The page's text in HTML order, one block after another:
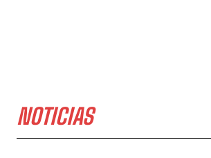
NOTICIAS